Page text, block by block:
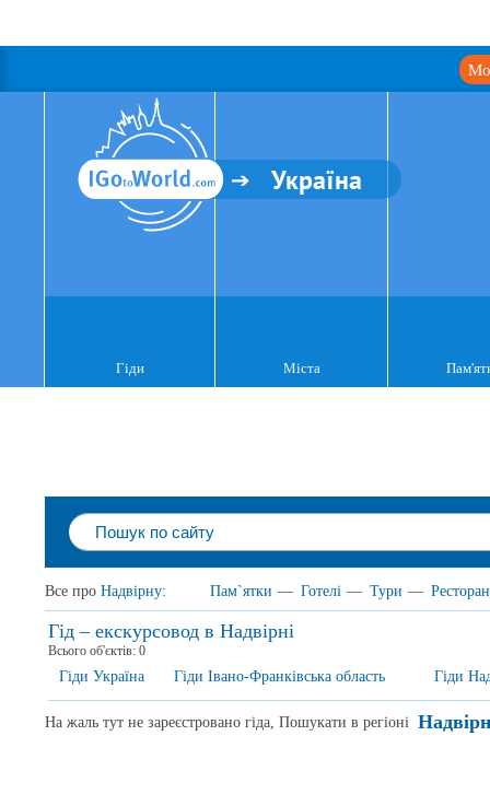
Україна
Гіди Міста
Все про Надвірну: Пам`ятки — Готелі — Тури —
Гід – екскурсовод в Надвірні
Всього об'єктів: 0
Гіди Україна Гіди Івано-Франківська область Гіди
На жаль тут не зареєстровано гіда, Пошукати в регіоні